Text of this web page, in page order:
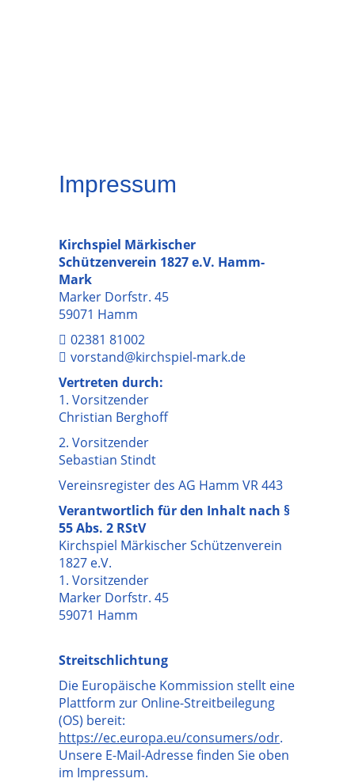
Impressum
Kirchspiel Märkischer
Schützenverein 1827 e.V. Hamm-
Mark
Marker Dorfstr. 45
59071 Hamm
02381 81002
vorstand@kirchspiel-mark.de
Vertreten durch:
1. Vorsitzender
Christian Berghoff
2. Vorsitzender
Sebastian Stindt
Vereinsregister des AG Hamm VR 443
Verantwortlich für den Inhalt nach §
55 Abs. 2 RStV
Kirchspiel Märkischer Schützenverein
1827 e.V.
1. Vorsitzender
Marker Dorfstr. 45
59071 Hamm
Streitschlichtung
Die Europäische Kommission stellt eine
Plattform zur Online-Streitbeilegung
(OS) bereit:
https://ec.europa.eu/consumers/odr.
Unsere E-Mail-Adresse finden Sie oben
im Impressum.